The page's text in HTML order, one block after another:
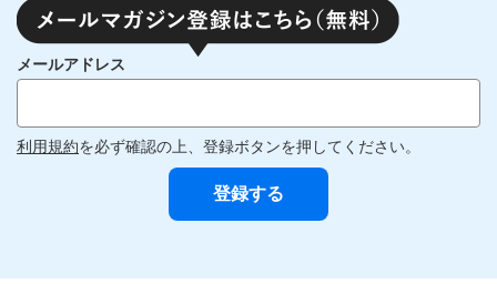
メールアドレス
利用規約を必ず確認の上、登録ボタンを押してください。